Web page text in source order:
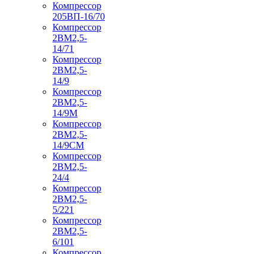
Компрессор
205ВП-16/70
Компрессор
2ВМ2,5-
14/71
Компрессор
2ВМ2,5-
14/9
Компрессор
2ВМ2,5-
14/9М
Компрессор
2ВМ2,5-
14/9СМ
Компрессор
2ВМ2,5-
24/4
Компрессор
2ВМ2,5-
5/221
Компрессор
2ВМ2,5-
6/101